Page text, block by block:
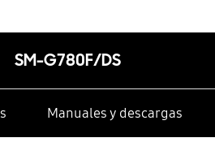
SM-G780F/DS
Manuales y descargas